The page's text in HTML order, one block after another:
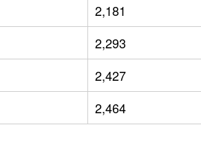
2,181
2,293
2,427
2,464